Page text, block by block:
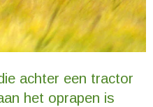
achter een tractor
het oprapen is